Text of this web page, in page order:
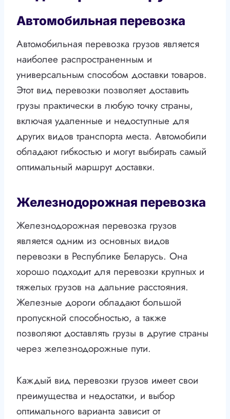
Автомобильная перевозка
Автомобильная перевозка грузов является
наиболее распространенным и
универсальным способом доставки товаров.
Этот вид перевозки позволяет доставить
грузы практически в любую точку страны,
включая удаленные и недоступные для
других видов транспорта места. Автомобили
обладают гибкостью и могут выбирать самый
оптимальный маршрут доставки.
Железнодорожная перевозка
Железнодорожная перевозка грузов
является одним из основных видов
перевозки в Республике Беларусь. Она
хорошо подходит для перевозки крупных и
тяжелых грузов на дальние расстояния.
Железные дороги обладают большой
пропускной способностью, а также
позволяют доставлять грузы в другие страны
через железнодорожные пути.
Каждый вид перевозки грузов имеет свои
преимущества и недостатки, и выбор
оптимального варианта зависит от